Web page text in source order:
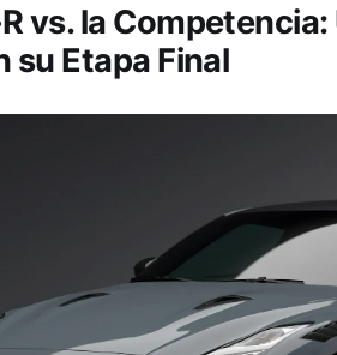
vs. la
su Etapa Final